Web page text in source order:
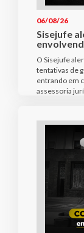
06/08/26
Sisejufe
O Sisejufe
tentativas de
entrando em
assessoria